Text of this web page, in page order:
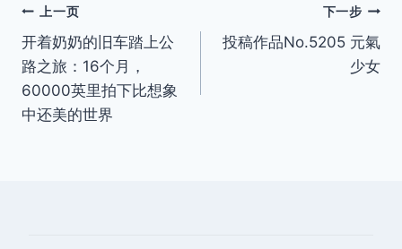
文
章
导
航
上一页
开着奶奶的旧车踏上公
路之旅：16个月，
60000英里拍下比想象
中还美的世界
下一步
投稿作品No.5205 元氣
少女